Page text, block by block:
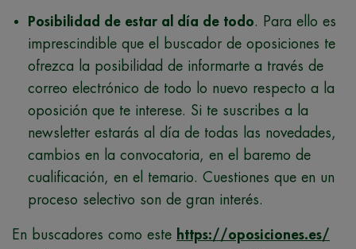
Posibilidad de estar al día de todo. Para ello es
imprescindible que el buscador de oposiciones te
ofrezca la posibilidad de informarte a través de
correo electrónico de todo lo nuevo respecto a la
oposición que te interese. Si te suscribes a la
newsletter estarás al día de todas las novedades,
cambios en la convocatoria, en el baremo de
cualificación, en el temario. Cuestiones que en un
proceso selectivo son de gran interés.
En buscadores como este https://oposiciones.es/